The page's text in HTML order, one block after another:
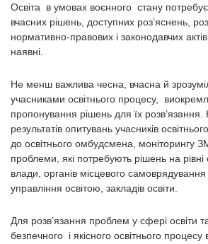
Освіта в умовах воєнного стану потребує
вчасних рішень, доступних роз’яснень,
нормативно-правових і законодавчих
наявні.
Не менш важлива чесна, вчасна й
учасниками освітнього процесу,
пропонування рішень для їх розв’язання.
результатів опитувань учасників
до освітнього омбудсмена, моніторингу
проблеми, які потребують рішень на рівні
влади, органів місцевого самоврядування
управління освітою, закладів освіти.
Для розв’язання проблем у сфері освіти
безпечного і якісного освітнього